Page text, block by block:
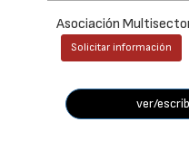
Asociación
Solicitar información
ver/